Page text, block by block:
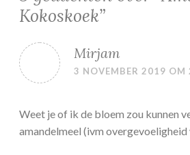
Kokoskoek”
Mirjam
3 NOVEMBER 2019 OM
Weet je of ik de bloem zou kunnen
amandelmeel (ivm